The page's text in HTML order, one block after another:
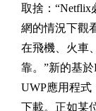
取捨：“Netflix
網的情況下觀
在飛機、火車
靠。”新的基於
UWP應用程式
下載。正如某